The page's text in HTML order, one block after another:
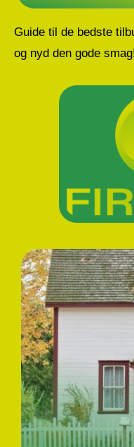
Guide til de bedste
og nyd den gode